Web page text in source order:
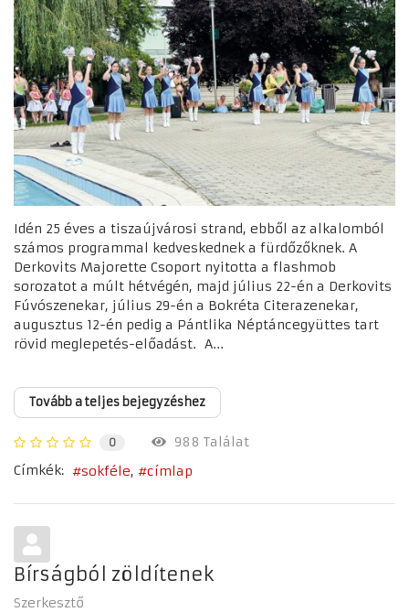
Idén 25 éves a tiszaújvárosi strand, ebből az alkalomból
számos programmal kedveskednek a fürdőzőknek. A
Derkovits Majorette Csoport nyitotta a flashmob
sorozatot a múlt hétvégén, majd július 22-én a Derkovits
Fúvószenekar, július 29-én a Bokréta Citerazenekar,
augusztus 12-én pedig a Pántlika Néptáncegyüttes tart
rövid meglepetés-előadást. A...
Tovább a teljes bejegyzéshez
0
988 Találat
Címkék:
sokféle címlap
Bírságból zöldítenek
Szerkesztő